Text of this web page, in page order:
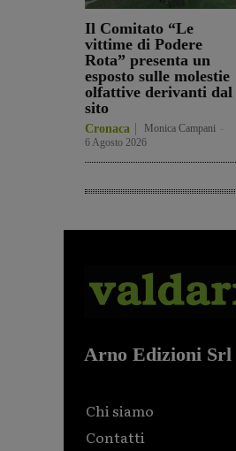
Il Comitato “Le
vittime di Podere
Rota” presenta un
esposto sulle molestie
olfattive derivanti dal
sito
Cronaca Monica Campani
6 Agosto 2026
Arno Edizioni Srl
Chi siamo
Contatti